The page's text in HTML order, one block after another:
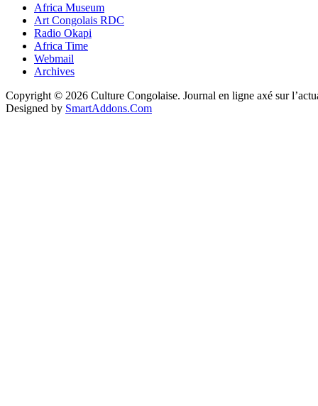
Africa Museum
Art Congolais RDC
Radio Okapi
Africa Time
Webmail
Archives
Copyright © 2026 Culture Congolaise. Journal en ligne axé sur
Designed by SmartAddons.Com